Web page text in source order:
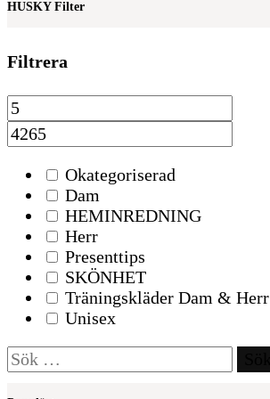
HUSKY Filter
Filtrera
Okategoriserad
Dam
HEMINREDNING
Herr
Presenttips
SKÖNHET
Träningskläder Dam & Herr
Unisex
Sök
efter: